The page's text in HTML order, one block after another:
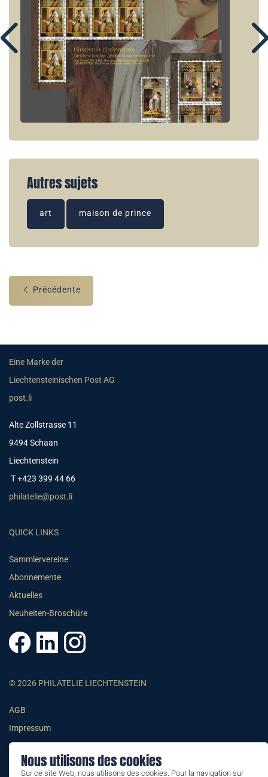
Nous utilisons des cookies
Sur ce site Web, nous utilisons des cookies. Pour la navigation sur
Autres sujets
art maison de prince
Précédente
Eine Marke der
Liechtensteinischen Post AG
post.li
Alte Zollstrasse 11
9494 Schaan
Liechtenstein
T +423 399 44 66
philatelie@post.li
QUICK LINKS
Sammlervereine
Abonnemente
Aktuelles
Neuheiten-Broschüre
© 2026 PHILATELIE LIECHTENSTEIN
AGB
Impressum
Datenschutzerklärung